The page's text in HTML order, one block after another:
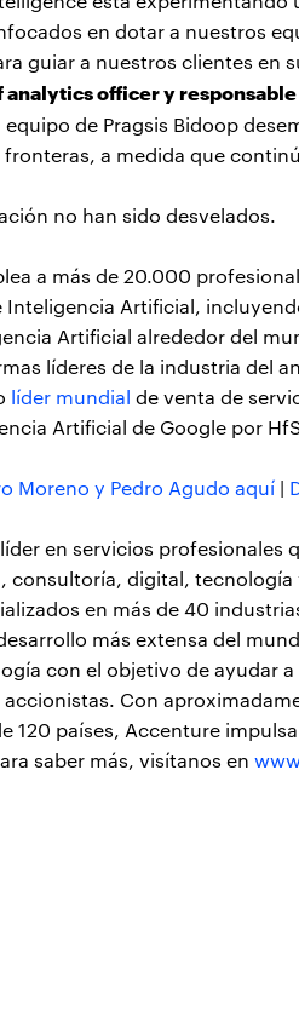
en dotar a nuestros
guiar a nuestros clientes en
officer y
equipo de Pragsis Bidoop
a medida que
no han sido desvelados.
a más de 20.000
Inteligencia Artificial,
Artificial alrededor del
líderes de la industria del
líder mundial de venta de
Artificial de Google por
Moreno y Pedro Agudo aquí |
en servicios profesionales
consultoría, digital,
en más de 40
más extensa del
con el objetivo de ayudar
Con
120 países, Accenture
saber más, visítanos en